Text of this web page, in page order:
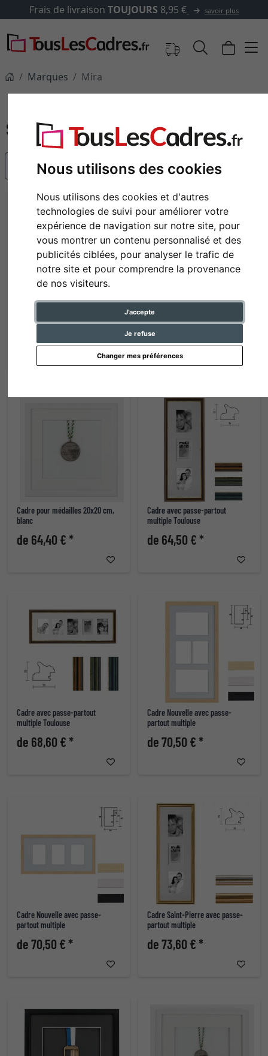
Nous utilisons des cookies
Nous utilisons des cookies et d'autres
technologies de suivi pour améliorer votre
expérience de navigation sur notre site, pour
vous montrer un contenu personnalisé et des
publicités ciblées, pour analyser le trafic de
notre site et pour comprendre la provenance
de nos visiteurs.
J'accepte
Je refuse
Changer mes préférences
TOUJOURS8,95 € savoir plus
Marques Mira
populaire
Cadre Calais avec passe-partout
de 63,90 € *
Cadre pour médailles 20x20 cm,
blanc
de 64,40 € *
Cadre avec passe-partout
multiple Toulouse
de 64,50 € *
Cadre avec passe-partout
multiple Toulouse
de 68,60 € *
Cadre Nouvelle avec passe-
partout multiple
de 70,50 € *
Cadre Nouvelle avec passe-
partout multiple
de 70,50 € *
Cadre Saint-Pierre avec passe-
partout multiple
de 73,60 € *